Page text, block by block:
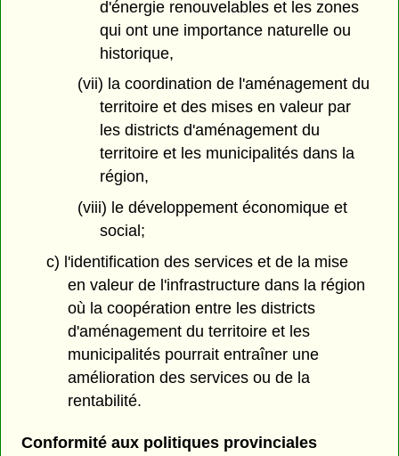
d'énergie renouvelables et les zones
qui ont une importance naturelle ou
historique,
(vii) la coordination de l'aménagement du
territoire et des mises en valeur par
les districts d'aménagement du
territoire et les municipalités dans la
région,
(viii) le développement économique et
social;
c) l'identification des services et de la mise
en valeur de l'infrastructure dans la région
où la coopération entre les districts
d'aménagement du territoire et les
municipalités pourrait entraîner une
amélioration des services ou de la
rentabilité.
Conformité aux politiques provinciales